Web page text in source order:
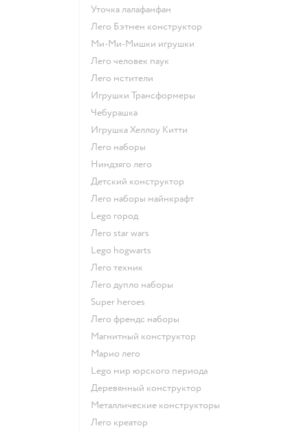
Уточка лалафанфан
Лего Бэтмен конструктор
Ми-Ми-Мишки игрушки
Лего человек паук
Лего мстители
Игрушки Трансформеры
Чебурашка
Игрушка Хеллоу Китти
Лего наборы
Ниндзяго лего
Детский конструктор
Лего наборы майнкрафт
Lego город
Лего star wars
Lego hogwarts
Лего техник
Лего дупло наборы
Super heroes
Лего френдс наборы
Магнитный конструктор
Марио лего
Lego мир юрского периода
Деревянный конструктор
Металлические конструкторы
Лего креатор